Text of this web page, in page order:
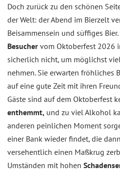
Doch zurück zu den schönen
der Welt: der Abend im Bierzelt
Beisammensein und süffiges Bier.
Besucher vom Oktoberfest 2026
sicherlich nicht, um möglichst
nehmen. Sie erwarten fröhliches
auf eine gute Zeit mit ihren
Gäste sind auf dem Oktoberfest
enthemmt, und zu viel Alkohol
anderen peinlichen Moment
einer Bank wieder findet, die
versehentlich einen Maßkrug
Umständen mit hohen